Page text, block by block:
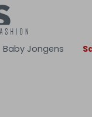
Baby Jongens